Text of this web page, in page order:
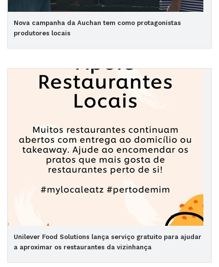
Nova campanha da Auchan tem como protagonistas
produtores locais
Unilever Food Solutions lança serviço gratuito para ajudar
a aproximar os restaurantes da vizinhança